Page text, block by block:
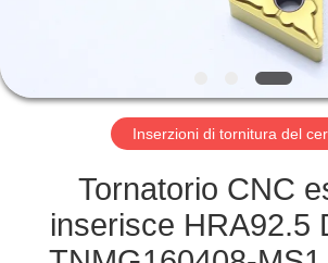
CATALOGO
CONTATTACI
NOTIZIE
Inserzioni di tornitura del
Tornatorio CNC
inserisce HRA92.5